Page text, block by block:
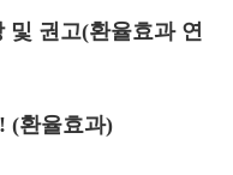
및 권고(환율효과 연
(환율효과)